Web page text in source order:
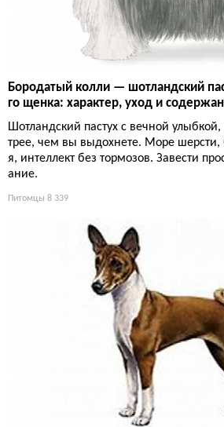
Бородатый колли — шотландский
го щенка: характер, уход и
Шотландский пастух с вечной
трее, чем вы выдохнете. Море шерсти,
я, интеллект без тормозов. Завести
ание.
Питомцы 8 339